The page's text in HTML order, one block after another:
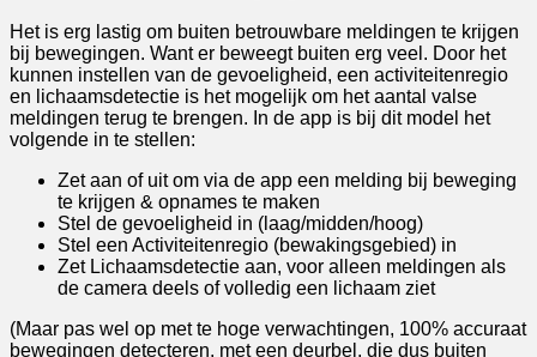
Het is erg lastig om buiten betrouwbare meldingen te krijgen
bij bewegingen. Want er beweegt buiten erg veel. Door het
kunnen instellen van de gevoeligheid, een activiteitenregio
en lichaamsdetectie is het mogelijk om het aantal valse
meldingen terug te brengen. In de app is bij dit model het
volgende in te stellen:
Zet aan of uit om via de app een melding bij beweging
te krijgen & opnames te maken
Stel de gevoeligheid in (laag/midden/hoog)
Stel een Activiteitenregio (bewakingsgebied) in
Zet Lichaamsdetectie aan, voor alleen meldingen als
de camera deels of volledig een lichaam ziet
(Maar pas wel op met te hoge verwachtingen, 100% accuraat
bewegingen detecteren, met een deurbel, die dus buiten